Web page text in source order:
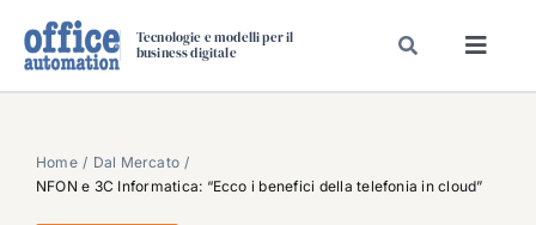
Tecnologie e modelli per il
business digitale
SPECIAL PAPER
Home
Dal Mercato
NFON e 3C Informatica: “Ecco i benefici della telefonia in cloud”